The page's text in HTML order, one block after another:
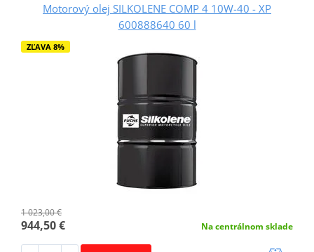
Motorový olej SILKOLENE COMP 4 10W-40 - XP
600888640 60 l
ZĽAVA 8%
1 023,00 €
944,50 € Na centrálnom sklade